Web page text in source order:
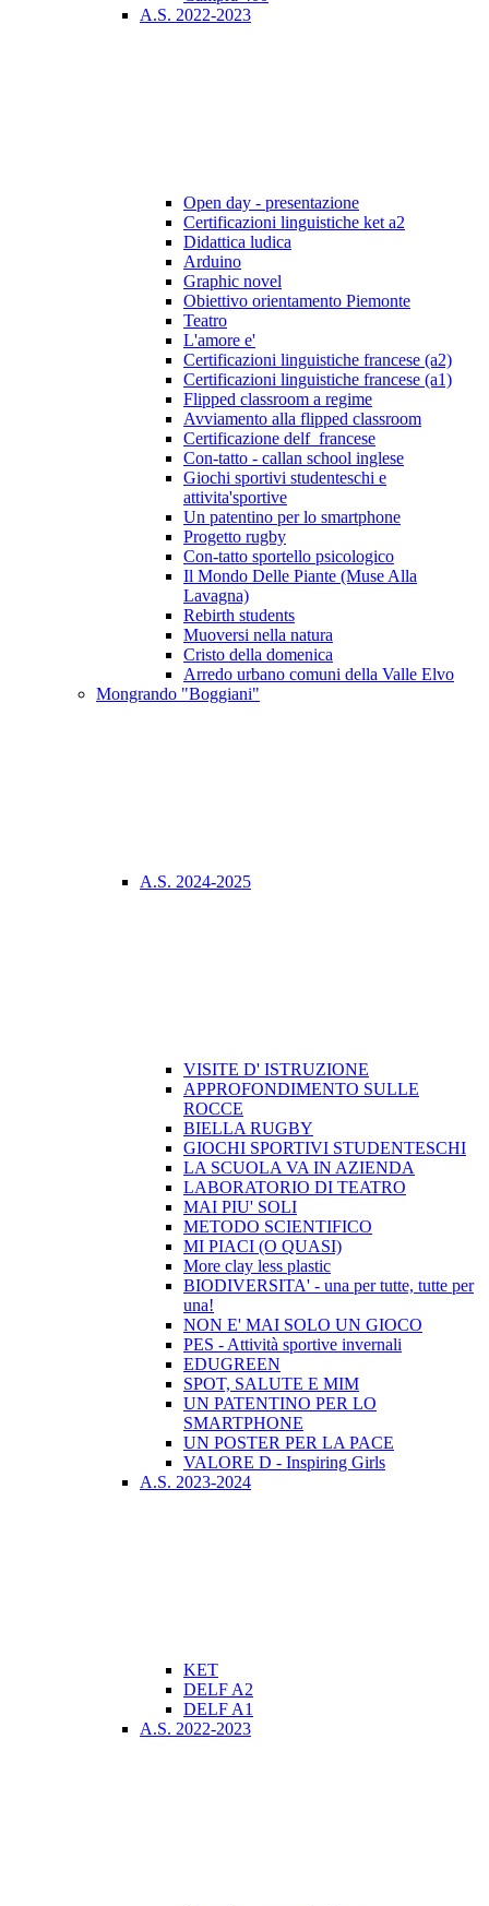
A.S. 2022-2023
Open day - presentazione
Certificazioni linguistiche ket a2
Didattica ludica
Arduino
Graphic novel
Obiettivo orientamento Piemonte
Teatro
L'amore e'
Certificazioni linguistiche francese (a2)
Certificazioni linguistiche francese (a1)
Flipped classroom a regime
Avviamento alla flipped classroom
Certificazione delf_francese
Con-tatto - callan school inglese
Giochi sportivi studenteschi e
attivita'sportive
Un patentino per lo smartphone
Progetto rugby
Con-tatto sportello psicologico
Il Mondo Delle Piante (Muse Alla
Lavagna)
Rebirth students
Muoversi nella natura
Cristo della domenica
Arredo urbano comuni della Valle Elvo
Mongrando "Boggiani"
A.S. 2024-2025
VISITE D' ISTRUZIONE
APPROFONDIMENTO SULLE
ROCCE
BIELLA RUGBY
GIOCHI SPORTIVI STUDENTESCHI
LA SCUOLA VA IN AZIENDA
LABORATORIO DI TEATRO
MAI PIU' SOLI
METODO SCIENTIFICO
MI PIACI (O QUASI)
More clay less plastic
BIODIVERSITA' - una per tutte, tutte per
una!
NON E' MAI SOLO UN GIOCO
PES - Attività sportive invernali
EDUGREEN
SPOT, SALUTE E MIM
UN PATENTINO PER LO
SMARTPHONE
UN POSTER PER LA PACE
VALORE D - Inspiring Girls
A.S. 2023-2024
KET
DELF A2
DELF A1
A.S. 2022-2023